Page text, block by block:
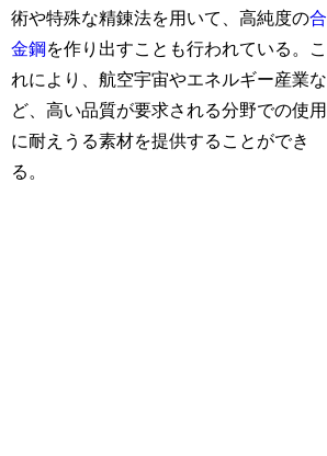
術や特殊な精錬法を用いて、高純度の合
金鋼 を作り出すことも行われている。こ
れにより、航空宇宙やエネルギー産業な
ど、高い品質が要求される分野での使用
に耐えうる素材を提供することができ
る。